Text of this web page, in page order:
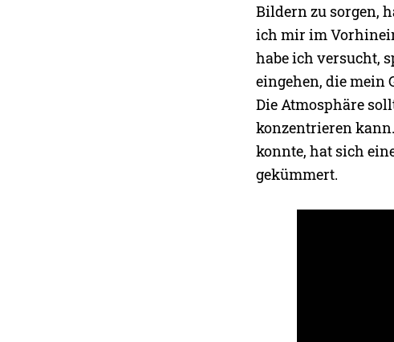
Bildern zu sorgen,
ich mir im
habe ich versucht,
eingehen, die mein
Die Atmosphäre
konzentrieren
konnte, hat sich
gekümmert.